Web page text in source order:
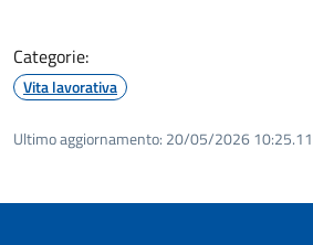
Categorie:
Vita lavorativa
Ultimo aggiornamento: 20/05/2026 10:25.11